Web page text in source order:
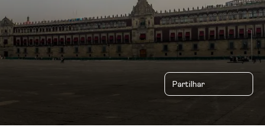
Partilhar